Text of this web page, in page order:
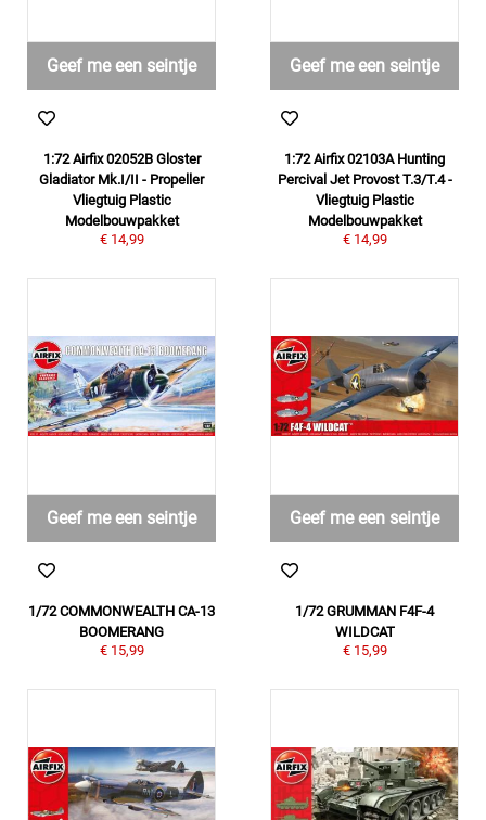
Geef me een seintje
1:72 Airfix 02052B Gloster
Gladiator Mk.I/II - Propeller
Vliegtuig Plastic
Modelbouwpakket
€ 14,99
Geef me een seintje
1:72 Airfix 02103A Hunting
Percival Jet Provost T.3/T.4 -
Vliegtuig Plastic
Modelbouwpakket
€ 14,99
Geef me een seintje
1/72 COMMONWEALTH CA-13
BOOMERANG
€ 15,99
Geef me een seintje
1/72 GRUMMAN F4F-4
WILDCAT
€ 15,99